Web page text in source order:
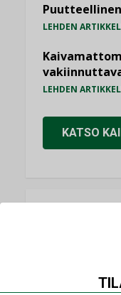
LEHDEN
LEHDEN
KATSO
käyttöön
KOLUMNI